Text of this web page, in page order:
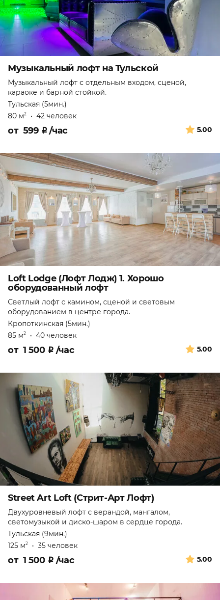
Музыкальный лофт на Тульской
Музыкальный лофт с отдельным входом, сценой,
караоке и барной стойкой.
Тульская (5мин.)
80 м2 • 42 человек
5.00
от 599 ₽/час
Loft Lodge (Лофт Лодж) 1. Хорошо
оборудованный лофт
Светлый лофт с камином, сценой и световым
оборудованием в центре города.
Кропоткинская (5мин.)
85 м2 • 40 человек
5.00
от 1 500 ₽ /час
Street Art Loft (Стрит-Арт Лофт)
Двухуровневый лофт с верандой, мангалом,
светомузыкой и диско-шаром в сердце города.
Тульская (9мин.)
125 м2 • 35 человек
5.00
от 1 500 ₽ /час